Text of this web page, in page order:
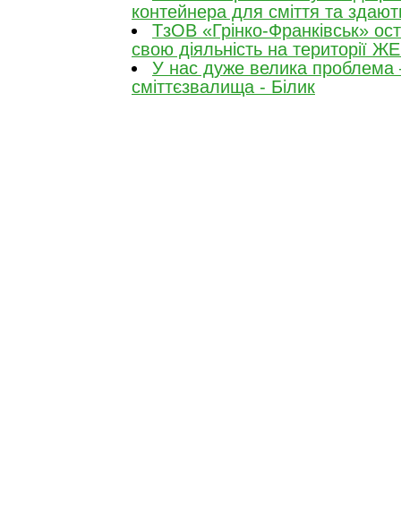
контейнера для сміття та
ТзОВ «Грінко-Франківськ»
свою діяльність на території
У нас дуже велика проблема –
сміттєзвалища - Білик